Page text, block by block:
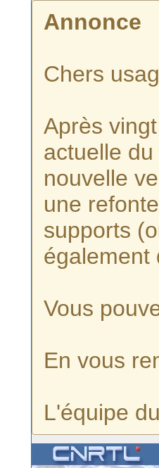
Annonce
Chers
Après
actuelle
nouvelle
une
supports
également
Vous
En vous
L'équipe